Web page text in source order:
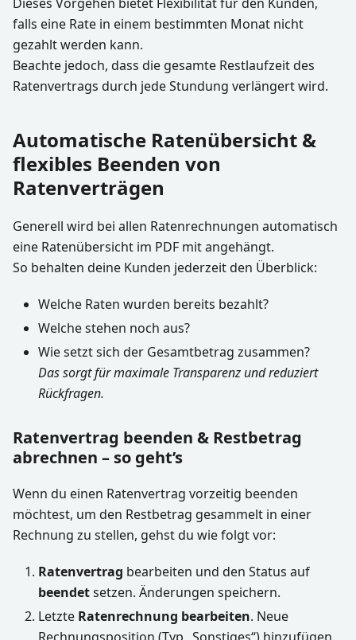
falls eine Rate in einem bestimmten Monat nicht
gezahlt werden kann.
Beachte jedoch, dass die gesamte Restlaufzeit des
Ratenvertrags durch jede Stundung verlängert wird.
Automatische Ratenübersicht &
flexibles Beenden von
Ratenverträgen
Generell wird bei allen Ratenrechnungen automatisch
eine Ratenübersicht im PDF mit angehängt.
So behalten deine Kunden jederzeit den Überblick:
Welche Raten wurden bereits bezahlt?
Welche stehen noch aus?
Wie setzt sich der Gesamtbetrag zusammen?
Das sorgt für maximale Transparenz und reduziert
Rückfragen.
Ratenvertrag beenden & Restbetrag
abrechnen – so geht’s
Wenn du einen Ratenvertrag vorzeitig beenden
möchtest, um den Restbetrag gesammelt in einer
Rechnung zu stellen, gehst du wie folgt vor:
Ratenvertrag bearbeiten und den Status auf
beendetsetzen. Änderungen speichern.
Letzte Ratenrechnung bearbeiten. Neue